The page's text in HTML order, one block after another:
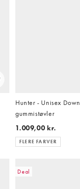
Hunter - Unisex
gummistøvler
1.009,00 kr.
FLERE FARVER
Deal